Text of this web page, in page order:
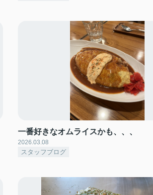
一番好きなオムライスかも、、、
2026.03.08
スタッフブログ